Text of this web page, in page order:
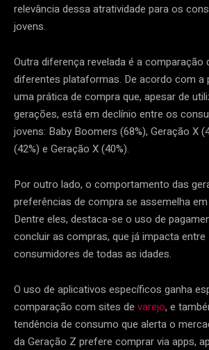
relevância dessa atratividade para os
jovens.
Outra diferença revelada é a comparação
diferentes plataformas. De acordo com a
uma prática de compra que, apesar de
gerações, está em declínio entre os
jovens: Baby Boomers (68%), Geração X
(42%) e Geração X (40%).
Por outro lado, o comportamento das
preferências de compra se assemelha
Dentre eles, destaca-se o uso de
concluir as compras, que já impacta entre
consumidores de todas as idades.
O uso de aplicativos específicos ganha
comparação com sites de varejo, e
tendência de consumo que alerta o
da Geração Z prefere comprar via apps,